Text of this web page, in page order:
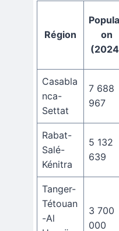
Région
on
Casabla
nca-
Settat
7 688
967
Rabat-
Salé-
Kénitra
5 132
639
Tanger-
Tétouan
-Al
3 700
000